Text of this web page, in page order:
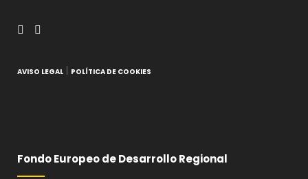
AVISO LEGAL POLÍTICA DE COOKIES
Fondo Europeo de Desarrollo Regional